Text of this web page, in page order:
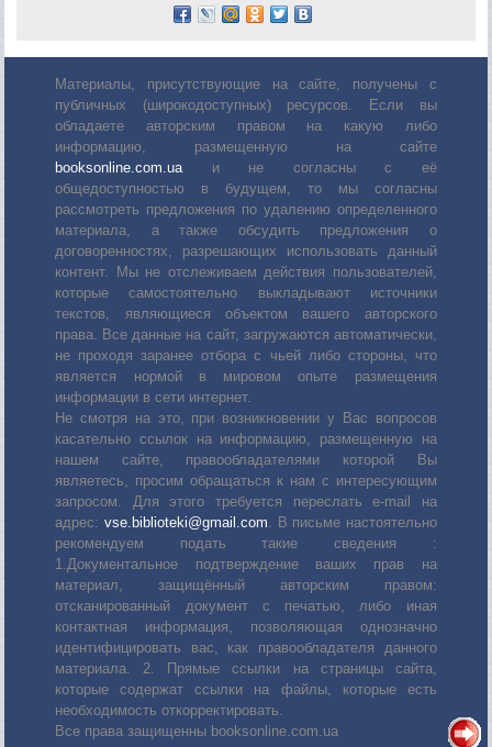
Материалы, присутствующие на сайте, получены с
публичных (широкодоступных) ресурсов. Если вы
обладаете авторским правом на какую либо
информацию, размещенную на сайте
booksonline.com.uaи не согласны с её
общедоступностью в будущем, то мы согласны
рассмотреть предложения по удалению определенного
материала, а также обсудить предложения о
договоренностях, разрешающих использовать данный
контент. Мы не отслеживаем действия пользователей,
которые самостоятельно выкладывают источники
текстов, являющиеся объектом вашего авторского
права. Все данные на сайт, загружаются автоматически,
не проходя заранее отбора с чьей либо стороны, что
является нормой в мировом опыте размещения
информации в сети интернет.
Не смотря на это, при возникновении у Вас вопросов
касательно ссылок на информацию, размещенную на
нашем сайте, правообладателями которой Вы
являетесь, просим обращаться к нам с интересующим
запросом. Для этого требуется переслать е-mail на
адрес: vse.biblioteki@gmail.com. В письме настоятельно
рекомендуем подать такие сведения :
1.Документальное подтверждение ваших прав на
материал, защищённый авторским правом:
отсканированный документ с печатью, либо иная
контактная информация, позволяющая однозначно
идентифицировать вас, как правообладателя данного
материала. 2. Прямые ссылки на страницы сайта,
которые содержат ссылки на файлы, которые есть
необходимость откорректировать.
Все права защищенны booksonline.com.ua